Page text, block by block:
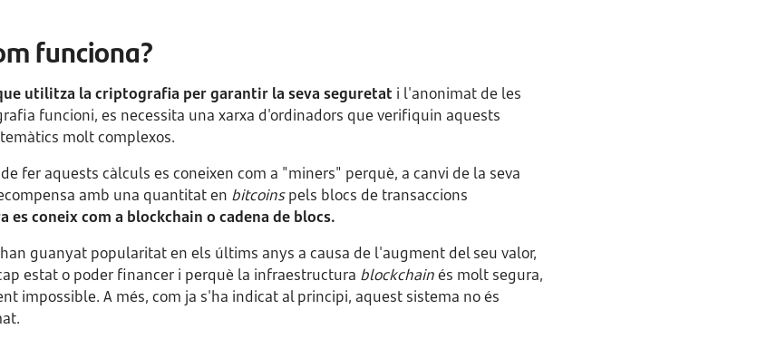
funciona?
utilitza la criptografia per garantir la seva seguretat i l'anonimat de les
funcioni, es necessita una xarxa d'ordinadors que verifiquin aquests
molt complexos.
fer aquests càlculs es coneixen com a "miners" perquè, a canvi de la seva
amb una quantitat en bitcoinspels blocs de transaccions
coneix com a blockchain o cadena de blocs.
han guanyat popularitat en els últims anys a causa de l'augment del seu valor,
estat o poder financer i perquè la infraestructura blockchainés molt segura,
impossible. A més, com ja s'ha indicat al principi, aquest sistema no és